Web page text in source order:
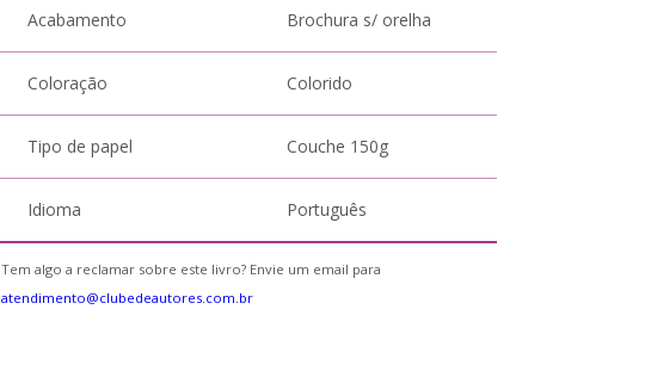
Acabamento Brochura s/ orelha
Coloração Colorido
Tipo de papel Couche 150g
Idioma Português
Tem algo a reclamar sobre este livro? Envie um email para
atendimento@clubedeautores.com.br